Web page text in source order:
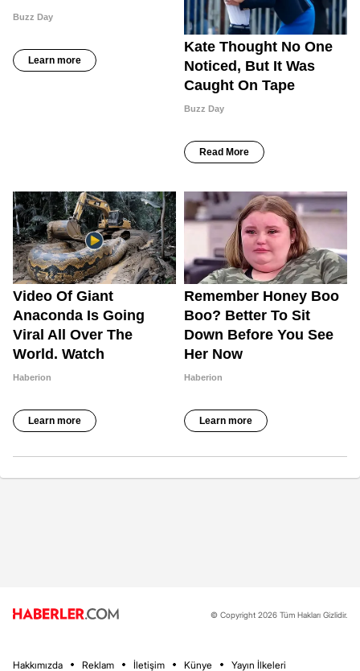
© Copyright 2026 Tüm Hakları Gizlidir.
Hakkımızda Reklam İletişim Künye Yayın İlkeleri